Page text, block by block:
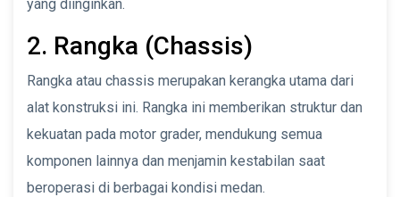
yang diinginkan.
2. Rangka (Chassis)
Rangka atau chassis merupakan kerangka utama dari
alat konstruksi ini. Rangka ini memberikan struktur dan
kekuatan pada motor grader, mendukung semua
komponen lainnya dan menjamin kestabilan saat
beroperasi di berbagai kondisi medan.